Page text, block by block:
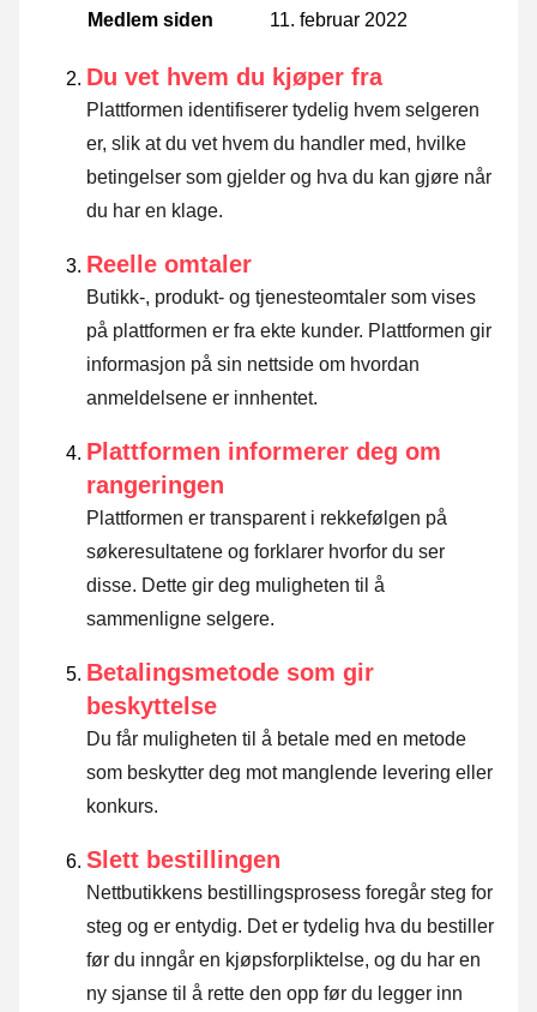
Medlem siden
11. februar 2022
Du vet hvem du kjøper fra
Plattformen identifiserer tydelig hvem selgeren
er, slik at du vet hvem du handler med, hvilke
betingelser som gjelder og hva du kan gjøre når
du har en klage.
Reelle omtaler
Butikk-, produkt- og tjenesteomtaler som vises
på plattformen er fra ekte kunder. Plattformen gir
informasjon på sin nettside om hvordan
anmeldelsene er innhentet.
Plattformen informerer deg om
rangeringen
Plattformen er transparent i rekkefølgen på
søkeresultatene og forklarer hvorfor du ser
disse. Dette gir deg muligheten til å
sammenligne selgere.
Betalingsmetode som gir
beskyttelse
Du får muligheten til å betale med en metode
som beskytter deg mot manglende levering eller
konkurs.
Slett bestillingen
Nettbutikkens bestillingsprosess foregår steg for
steg og er entydig. Det er tydelig hva du bestiller
før du inngår en kjøpsforpliktelse, og du har en
ny sjanse til å rette den opp før du legger inn